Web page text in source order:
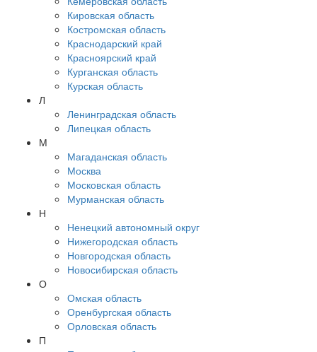
Кировская область
Костромская область
Краснодарский край
Красноярский край
Курганская область
Курская область
Л
Ленинградская область
Липецкая область
М
Магаданская область
Москва
Московская область
Мурманская область
Н
Ненецкий автономный округ
Нижегородская область
Новгородская область
Новосибирская область
О
Омская область
Оренбургская область
Орловская область
П